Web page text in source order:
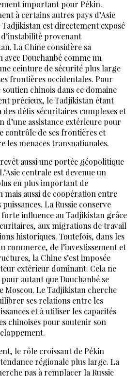
important pour Pékin.
à certains autres pays d’Asie
est directement exposé
provenant
La Chine considère sa
avec Douchanbé comme un
ceinture de sécurité plus large
frontières occidentales. Pour
chinois dans ce domaine
précieux, le Tadjikistan étant
défis sécuritaires complexes et
d’une assistance extérieure pour
contrôle de ses frontières et
les menaces transnationales.
aussi une portée géopolitique
centrale est devenue un
en plus important de
mais aussi de coopération entre
La Russie conserve
influence au Tadjikistan grâce
aux migrations de travail
historiques. Toutefois, dans les
commerce, de l’investissement et
la Chine s’est imposée
extérieur dominant. Cela ne
autant que Douchanbé se
Moscou. Le Tadjikistan cherche
ses relations entre les
et à utiliser les capacités
chinoises pour soutenir son
le rôle croissant de Pékin
régionale plus large. La
pas à remplacer la Russie